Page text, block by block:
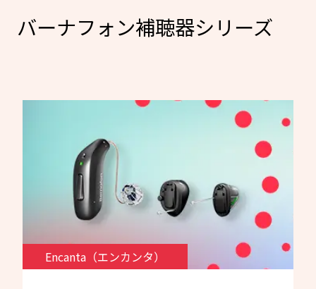
バーナフォン補聴器シリーズ
Encanta（エンカンタ）